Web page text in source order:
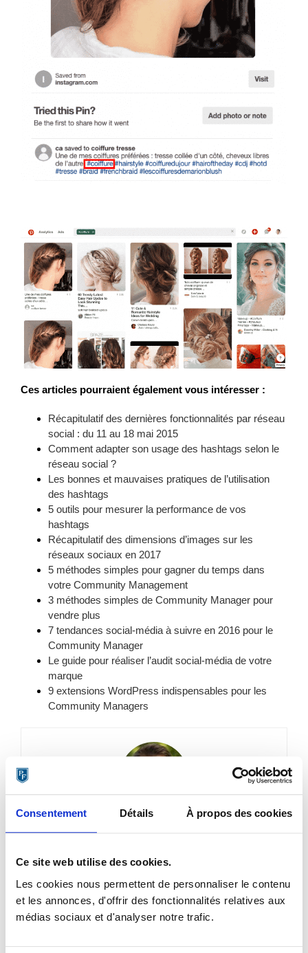
Consentement Détails À propos des cookies
Ce site web utilise des cookies.
Les cookies nous permettent de personnaliser le contenu
et les annonces, d'offrir des fonctionnalités relatives aux
médias sociaux et d'analyser notre trafic.
Ces articles pourraient également vous intéresser :
Récapitulatif des dernières fonctionnalités par réseau
social : du 11 au 18 mai 2015
Comment adapter son usage des hashtags selon le
réseau social ?
Les bonnes et mauvaises pratiques de l’utilisation
des hashtags
5 outils pour mesurer la performance de vos
hashtags
Récapitulatif des dimensions d’images sur les
réseaux sociaux en 2017
5 méthodes simples pour gagner du temps dans
votre Community Management
3 méthodes simples de Community Manager pour
vendre plus
7 tendances social-média à suivre en 2016 pour le
Community Manager
Le guide pour réaliser l’audit social-média de votre
marque
9 extensions WordPress indispensables pour les
Community Managers
Formateur & consultant social-média depuis 2011, je suis
l’auteur de 4 livres aux Editions Dunodsur la
thématique des Réseaux Sociaux et du Community
Management.